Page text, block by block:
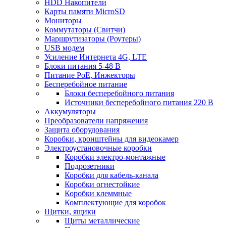
HDD Накопители
Карты памяти MicroSD
Мониторы
Коммутаторы (Свитчи)
Маршрутизаторы (Роутеры)
USB модем
Усиление Интернета 4G, LTE
Блоки питания 5-48 В
Питание PoE, Инжекторы
Бесперебойное питание
Блоки бесперебойного питания
Источники бесперебойного питания 220 В
Аккумуляторы
Преобразователи напряжения
Защита оборудования
Коробки, кронштейны для видеокамер
Электроустановочные коробки
Коробки электро-монтажные
Подрозетники
Коробки для кабель-канала
Коробки огнестойкие
Коробки клеммные
Комплектующие для коробок
Щитки, ящики
Щиты металлические